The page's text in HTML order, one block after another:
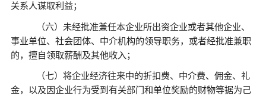
关系人谋取利益；
（六）未经批准兼任本企业所出资企业或者其他企业、
事业单位、社会团体、中介机构的领导职务，或者经批准兼职
的，擅自领取薪酬及其他收入；
（七）将企业经济往来中的折扣费、中介费、佣金、礼
金，以及因企业行为受到有关部门和单位奖励的财物等据为己